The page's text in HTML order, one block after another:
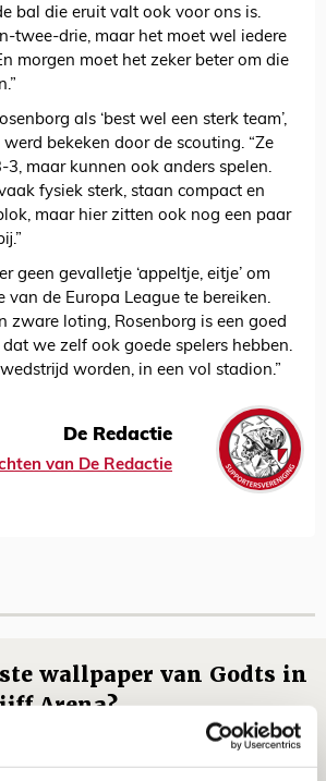
bal die eruit valt ook voor ons is.
twee-drie, maar het moet wel iedere
morgen moet het zeker beter om die
als ‘best wel een sterk team’,
bekeken door de scouting. “Ze
3, maar kunnen ook anders spelen.
fysiek sterk, staan compact en
maar hier zitten ook nog een paar
geen gevalletje ‘appeltje, eitje’ om
van de Europa League te bereiken.
zware loting, Rosenborg is een goed
we zelf ook goede spelers hebben.
worden, in een vol stadion.”
De Redactie
van De Redactie
wallpaper van Godts in
Arena?